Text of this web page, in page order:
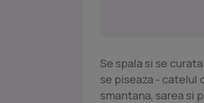
Se spala si se
se piseaza - catelul
smantana, sarea si